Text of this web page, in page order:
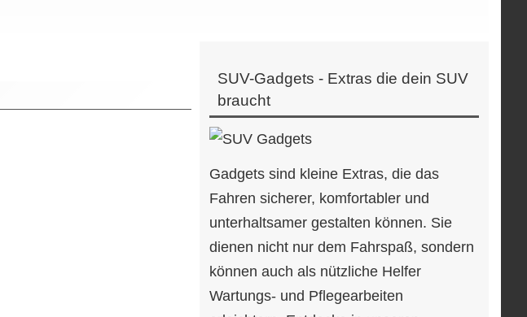
SUV-Gadgets - Extras die dein SUV
braucht
Gadgets sind kleine Extras, die das
Fahren sicherer, komfortabler und
unterhaltsamer gestalten können. Sie
dienen nicht nur dem Fahrspaß, sondern
können auch als nützliche Helfer
Wartungs- und Pflegearbeiten